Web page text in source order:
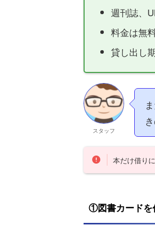
週刊誌、
料金は無
貸し出し
スタッフ
本だけ借り
①図書カードを